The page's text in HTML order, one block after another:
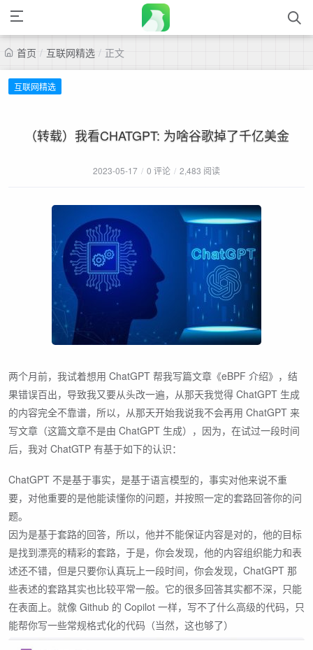
首页 / 互联网精选 / 正文
互联网精选
（转载）我看CHATGPT: 为啥谷歌掉了千亿美金
2023-05-17 / 0 评论 / 2,483 阅读
两个月前，我试着想用 ChatGPT 帮我写篇文章《eBPF 介绍》，结
果错误百出，导致我又要从头改一遍，从那天我觉得 ChatGPT 生成
的内容完全不靠谱，所以，从那天开始我说我不会再用 ChatGPT 来
写文章（这篇文章不是由 ChatGPT 生成），因为，在试过一段时间
后，我对 ChatGTP 有基于如下的认识：
ChatGPT 不是基于事实，是基于语言模型的，事实对他来说不重
要，对他重要的是他能读懂你的问题，并按照一定的套路回答你的问
题。
因为是基于套路的回答，所以，他并不能保证内容是对的，他的目标
是找到漂亮的精彩的套路，于是，你会发现，他的内容组织能力和表
述还不错，但是只要你认真玩上一段时间，你会发现，ChatGPT 那
些表述的套路其实也比较平常一般。它的很多回答其实都不深，只能
在表面上。就像 Github 的 Copilot 一样，写不了什么高级的代码，只
能帮你写一些常规格式化的代码（当然，这也够了）